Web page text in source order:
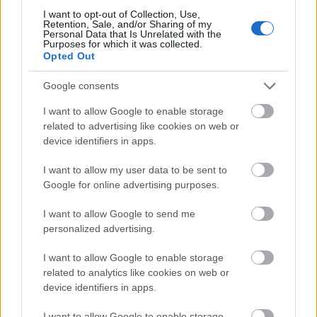
I want to opt-out of Collection, Use,
Retention, Sale, and/or Sharing of my
Personal Data that Is Unrelated with the
Purposes for which it was collected.
Opted Out
Google consents
I want to allow Google to enable storage
related to advertising like cookies on web or
device identifiers in apps.
I want to allow my user data to be sent to
Google for online advertising purposes.
I want to allow Google to send me
personalized advertising.
I want to allow Google to enable storage
related to analytics like cookies on web or
device identifiers in apps.
Rockstar akármilyen fene bátor és egy váratlan
húzással csinálhat a folytatásból űrstratégiát is, de
akkor könyörgöm, ne hívjuk max payne-nek, mert ez
egy olyan név ami többet érdemel.
vargatom
14 éve
Másfelől sok-sok év eltelt már szóval nextgen
nekifutást miért nem?
Meglássuk, Rockstar azért rosszat nem nagyon ad ki
a kezéből, még ha a stúdió managementje
katasztrofális is (az LA Noire-t jegyző Team Bondi
esetében pl. óriási siker ellenére bedőlés lett a vége)